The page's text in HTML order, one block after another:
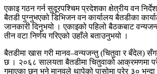
एकाइ गठन गर्न सुदूरपश्चिम प्रदेशका क्षेत्रीय वन
बैतडी पुग्नुभएको डिभिजन वन कार्यालय बैतडीका
जानकारी दिनुभयो । एकाइको पहिलो बैठकबाट
तीन वटा निर्णय गरिएको उहाँले बताउनुभयो ।
बैतडीमा खास गरी मानव–वन्यजन्तु (चितुवा र बँदेल)
छ । २०६८ सालयता बैतडीमा चितुवाको आक्रमणमा
गुमाएका छन् भने मानवले थापेको पासोमा परेर ३० भन्दा